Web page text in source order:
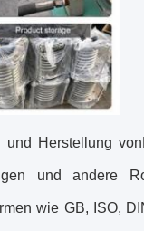
Herstellung von
und andere
wie GB, ISO,